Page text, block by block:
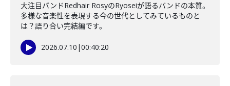
大注目バンドRedhair RosyのRyoseiが語るバンドの本質。
多様な音楽性を表現する今の世代としてみているものと
は？語り合い完結編です。
2026.07.10 |00:40:20